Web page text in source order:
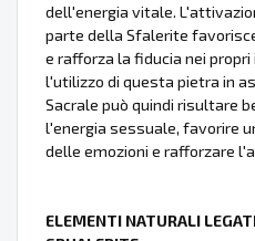
dell'energia vitale.
parte della Sfalerite
e rafforza la fiducia nei
l'utilizzo di questa pietra in
Sacrale può quindi risultare
l'energia sessuale, favorire
delle emozioni e rafforzare
ELEMENTI NATURALI